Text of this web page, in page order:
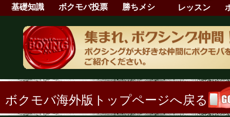
基礎知識 ボクモバ投票 勝ちメシ レッスン
ボクモバ海外版トップページへ戻る